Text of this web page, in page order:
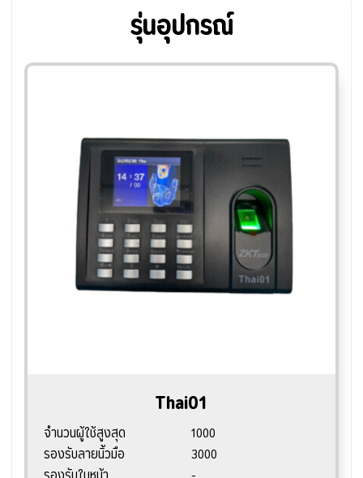
รุ่นอุปกรณ์
Thai01
จำนวนผู้ใช้สูงสุด
1000
รองรับลายนิ้วมือ
3000